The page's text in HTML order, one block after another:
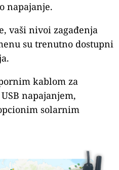
napajanje.
vaši nivoi zagađenja
su trenutno dostupni
kablom za
napajanjem,
solarnim